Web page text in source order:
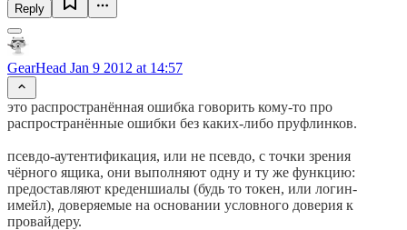
Reply
GearHead Jan 9 2012 at 14:57
это распространённая ошибка говорить кому-то про
распространённые ошибки без каких-либо пруфлинков.
псевдо-аутентификация, или не псевдо, с точки зрения
чёрного ящика, они выполняют одну и ту же функцию:
предоставляют креденшиалы (будь то токен, или логин-
имейл), доверяемые на основании условного доверия к
провайдеру.